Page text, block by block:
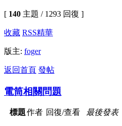
[ 140 主題 / 1293 回復 ]
收藏 RSS精華
版主: foger
返回首頁 發帖
電筒相關問題
標題作者 回復/查看 最後發表